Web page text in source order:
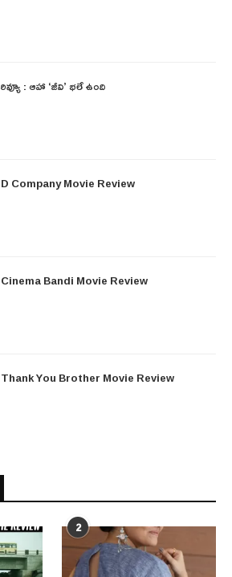
రివ్యూ : ఆహా ‘జీవి’ భలే ఉంది
D Company Movie Review
Cinema Bandi Movie Review
Thank You Brother Movie Review
2